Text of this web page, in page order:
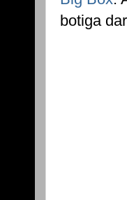
botiga